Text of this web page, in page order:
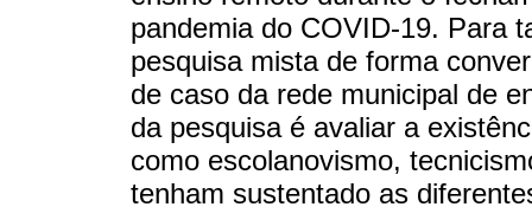
pandemia do COVID-19. Para
pesquisa mista de forma
de caso da rede municipal de
da pesquisa é avaliar a
como escolanovismo,
tenham sustentado as